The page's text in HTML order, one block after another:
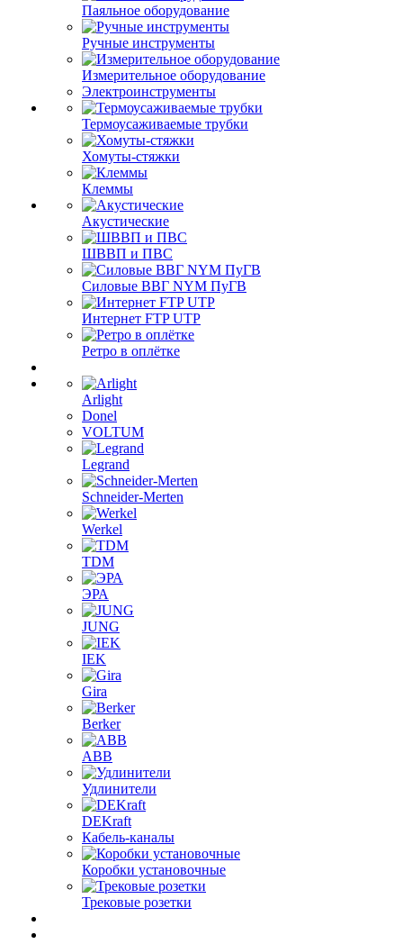
Паяльное оборудование
Ручные инструменты
Измерительное оборудование
Электроинструменты
Термоусаживаемые трубки
Хомуты-стяжки
Клеммы
Акустические
ШВВП и ПВС
Силовые ВВГ NYM ПуГВ
Интернет FTP UTP
Ретро в оплётке
Arlight
Donel
VOLTUM
Legrand
Schneider-Merten
Werkel
TDM
ЭРА
JUNG
IEK
Gira
Berker
ABB
Удлинители
DEKraft
Кабель-каналы
Коробки установочные
Трековые розетки